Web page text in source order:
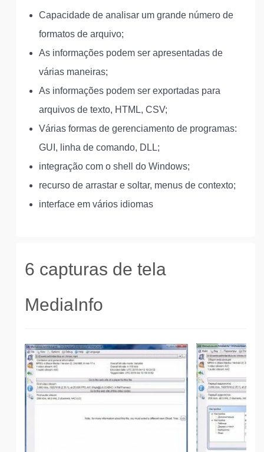
Capacidade de analisar um grande número de
formatos de arquivo;
As informações podem ser apresentadas de
várias maneiras;
As informações podem ser exportadas para
arquivos de texto, HTML, CSV;
Várias formas de gerenciamento de programas:
GUI, linha de comando, DLL;
integração com o shell do Windows;
recurso de arrastar e soltar, menus de contexto;
interface em vários idiomas
6 capturas de tela
MediaInfo